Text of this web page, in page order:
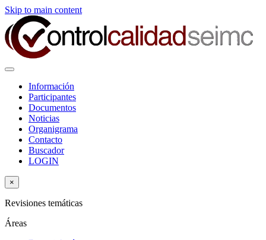
Skip to main content
Información
Participantes
Documentos
Noticias
Organigrama
Contacto
Buscador
LOGIN
×
Revisiones temáticas
Áreas